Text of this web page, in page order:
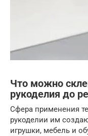
Что можно
рукоделия до
Сфера применения
рукоделии им
игрушки, мебель и